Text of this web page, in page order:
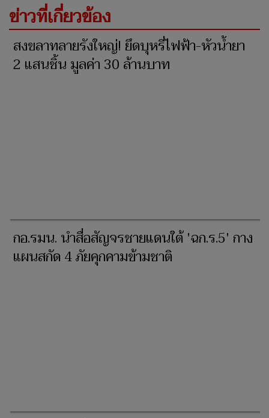
ข่าวที่เกี่ยวข้อง
สงขลาทลายรังใหญ่! ยึดบุหรี่ไฟฟ้า-หัวน้ำยา
2 แสนชิ้น มูลค่า 30 ล้านบาท
กอ.รมน. นำสื่อสัญจรชายแดนใต้ 'ฉก.ร.5' กาง
แผนสกัด 4 ภัยคุกคามข้ามชาติ